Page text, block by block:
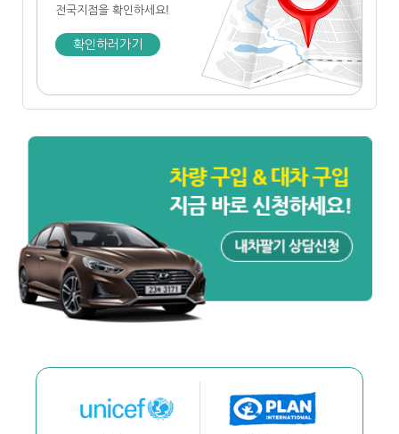
전국지점을 확인하세요!
확인하러가기